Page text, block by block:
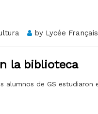
by Lycée
la biblioteca
de GS estudiaron